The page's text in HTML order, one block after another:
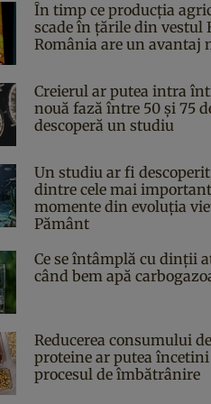
În timp ce producția
scade în țările din vestul
România are un avantaj
Creierul ar putea intra
nouă fază între 50 și 75
descoperă un studiu
Un studiu ar fi
dintre cele mai
momente din evoluția
Pământ
Ce se întâmplă cu dinții
când bem apă
Reducerea consumului de
proteine ar putea încetini
procesul de îmbătrânire